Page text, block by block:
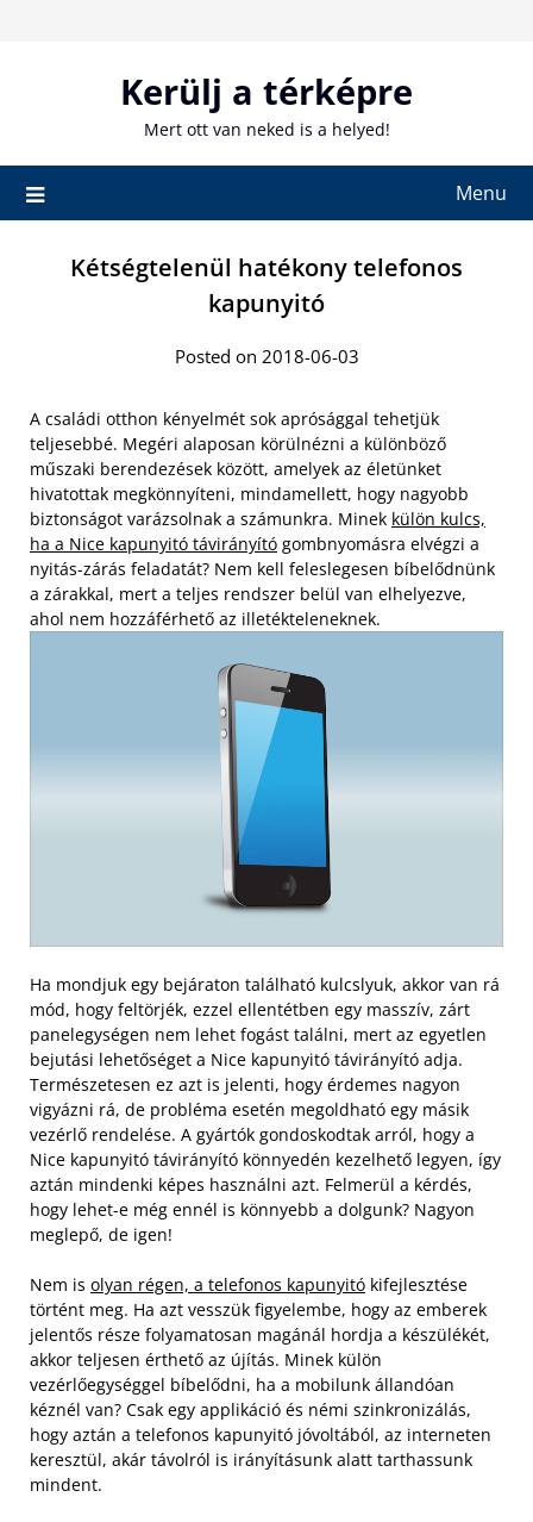
Kerülj a térképre
Mert ott van neked is a helyed!
Menu
Kétségtelenül hatékony telefonos
kapunyitó
Posted on 2018-06-03
A családi otthon kényelmét sok aprósággal tehetjük
teljesebbé. Megéri alaposan körülnézni a különböző
műszaki berendezések között, amelyek az életünket
hivatottak megkönnyíteni, mindamellett, hogy nagyobb
biztonságot varázsolnak a számunkra. Minek külön kulcs,
ha a Nice kapunyitó távirányító gombnyomásra elvégzi a
nyitás-zárás feladatát? Nem kell feleslegesen bíbelődnünk
a zárakkal, mert a teljes rendszer belül van elhelyezve,
ahol nem hozzáférhető az illetékteleneknek.
Ha mondjuk egy bejáraton található kulcslyuk, akkor van rá
mód, hogy feltörjék, ezzel ellentétben egy masszív, zárt
panelegységen nem lehet fogást találni, mert az egyetlen
bejutási lehetőséget a Nice kapunyitó távirányító adja.
Természetesen ez azt is jelenti, hogy érdemes nagyon
vigyázni rá, de probléma esetén megoldható egy másik
vezérlő rendelése. A gyártók gondoskodtak arról, hogy a
Nice kapunyitó távirányító könnyedén kezelhető legyen, így
aztán mindenki képes használni azt. Felmerül a kérdés,
hogy lehet-e még ennél is könnyebb a dolgunk? Nagyon
meglepő, de igen!
Nem is olyan régen, a telefonos kapunyitó kifejlesztése
történt meg. Ha azt vesszük figyelembe, hogy az emberek
jelentős része folyamatosan magánál hordja a készülékét,
akkor teljesen érthető az újítás. Minek külön
vezérlőegységgel bíbelődni, ha a mobilunk állandóan
kéznél van? Csak egy applikáció és némi szinkronizálás,
hogy aztán a telefonos kapunyitó jóvoltából, az interneten
keresztül, akár távolról is irányításunk alatt tarthassunk
mindent.